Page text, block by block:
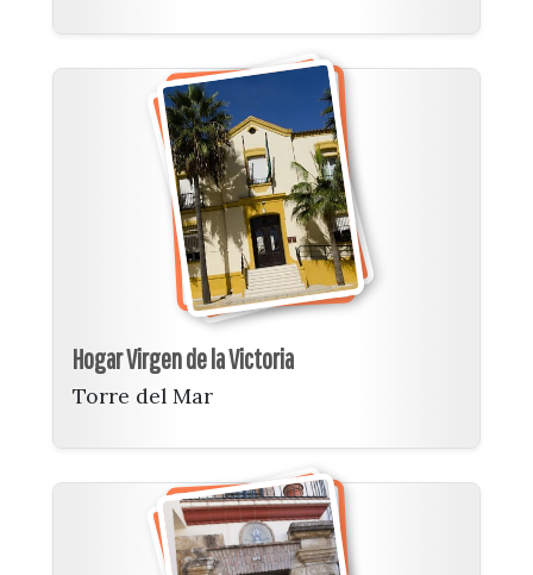
Hogar Virgen de la Victoria
Torre del Mar